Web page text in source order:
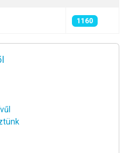
1160